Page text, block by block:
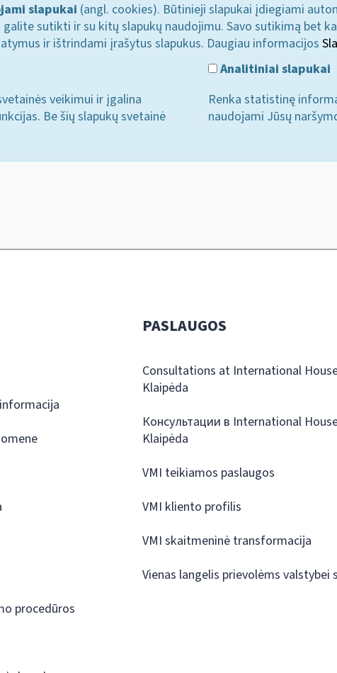
slapukai (angl. cookies). Būtinieji slapukai įdiegiami
sutikti ir su kitų slapukų naudojimu. Savo sutikimą bet
ir ištrindami įrašytus slapukus. Daugiau informacijos
veikimui ir įgalina
Be šių slapukų svetainė
Analitiniai slapukai
Renka statistinę
naudojami Jūsų
procedūros
PASLAUGOS
Consultations at International
Klaipėda
Консультации в International
Klaipėda
VMI teikiamos paslaugos
VMI kliento profilis
VMI skaitmeninė transformacija
Vienas langelis prievolėms valstybei